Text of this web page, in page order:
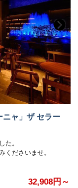
様まで利用可能。
お知らせくださいま
がございます。
いただきます。
います。ご了承くだ
ます
名様まで利用可能。
1,650円 / 2歳以下
知らせくださいま
ございます。
ニャ」ザ セラー
た。
くださいませ。
」
32,908円～